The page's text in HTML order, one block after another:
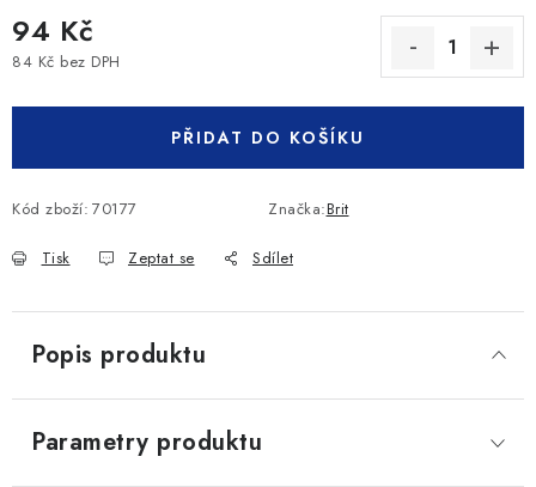
94 Kč
84 Kč bez DPH
PŘIDAT DO KOŠÍKU
Kód zboží: 70177 Značka:Brit
Tisk Zeptat se Sdílet
Popis produktu
Parametry produktu